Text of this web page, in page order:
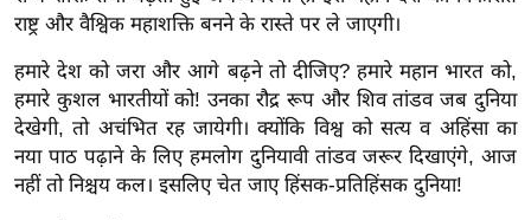
ट
स्थ
ल
फि
ट
राष्ट्र और वैश्विक महाशक्ति बनने के रास्ते पर ले जाएगी।
हमारे देश को जरा और आगे बढ़ने तो दीजिए? हमारे महान भारत को,
हमारे कुशल भारतीयों को! उनका रौद्र रूप और शिव तांडव जब दुनिया
देखेगी, तो अचंभित रह जायेगी। क्योंकि विश्व को सत्य व अहिंसा का
नया पाठ पढ़ाने के लिए हमलोग दुनियावी तांडव जरूर दिखाएंगे, आज
नहीं तो निश्चय कल। इसलिए चेत जाए हिंसक-प्रतिहिंसक दुनिया!